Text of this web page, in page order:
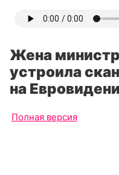
Жена
устроила
на
Полная версия